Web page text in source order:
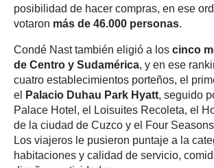
posibilidad de hacer compras, en ese
votaron más de 46.000 personas.
Condé Nast también eligió a los cinco
de Centro y Sudamérica, y en ese
cuatro establecimientos porteños, el
el
Palacio Duhau Park Hyatt, seguido
Palace Hotel, el Loisuites Recoleta, el
de la ciudad de Cuzco y el Four
Los viajeros le pusieron puntaje a la
habitaciones y calidad de servicio,